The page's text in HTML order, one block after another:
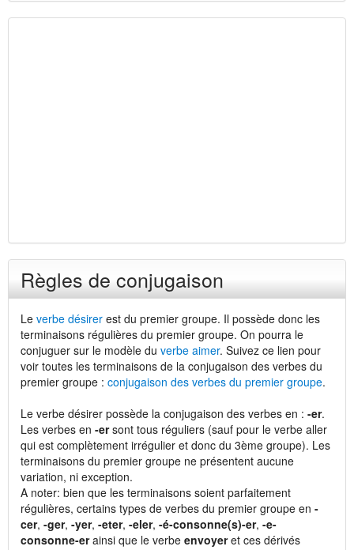
Règles de conjugaison
Le verbe désirer est du premier groupe. Il possède donc les
terminaisons régulières du premier groupe. On pourra le
conjuguer sur le modèle du verbe aimer. Suivez ce lien pour
voir toutes les terminaisons de la conjugaison des verbes du
premier groupe : conjugaison des verbes du premier groupe.
Le verbe désirer possède la conjugaison des verbes en : -er.
Les verbes en -ersont tous réguliers (sauf pour le verbe aller
qui est complètement irrégulier et donc du 3ème groupe). Les
terminaisons du premier groupe ne présentent aucune
variation, ni exception.
A noter: bien que les terminaisons soient parfaitement
régulières, certains types de verbes du premier groupe en -
cer, -ger, -yer, -eter, -eler, -é-consonne(s)-er, -e-
consonne-erainsi que le verbe envoyeret ces dérivés